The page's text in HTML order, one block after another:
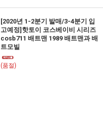
[2020년 1-2분기 발매/3-4분기 입
고예정]핫토이 코스베이비 시리즈
cosb711 배트맨 1989 배트맨과 배
트모빌
(품절)